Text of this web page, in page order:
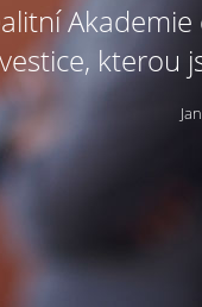
kterou